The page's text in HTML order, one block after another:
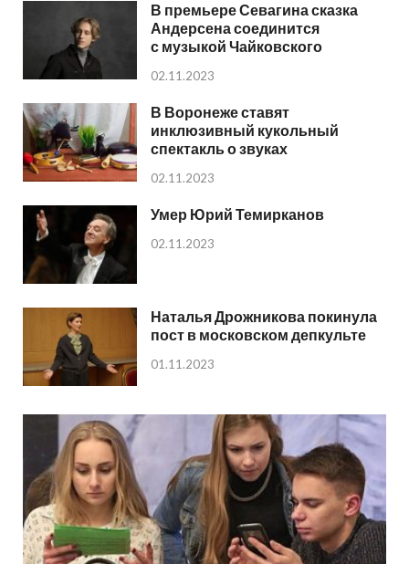
В премьере Севагина сказка
Андерсена соединится
с музыкой Чайковского
02.11.2023
В Воронеже ставят
инклюзивный кукольный
спектакль о звуках
02.11.2023
Умер Юрий Темирканов
02.11.2023
Наталья Дрожникова покинула
пост в московском депкульте
01.11.2023